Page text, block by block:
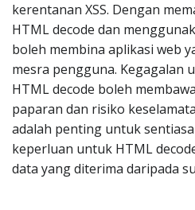
kerentanan XSS. Dengan
HTML decode dan
boleh membina aplikasi web
mesra pengguna. Kegagalan
HTML decode boleh
paparan dan risiko
adalah penting untuk
keperluan untuk HTML
data yang diterima daripada